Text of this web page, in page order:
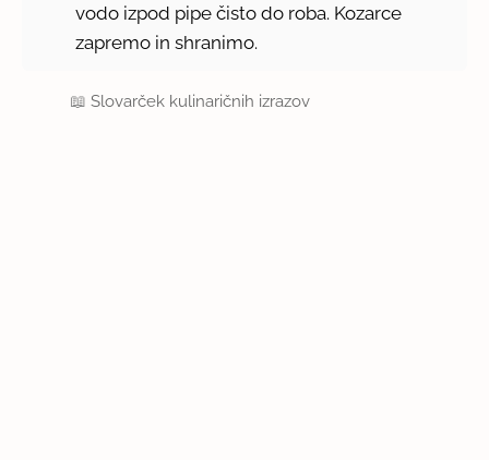
vodo izpod pipe čisto do roba. Kozarce
zapremo in shranimo.
📖Slovarček kulinaričnih izrazov